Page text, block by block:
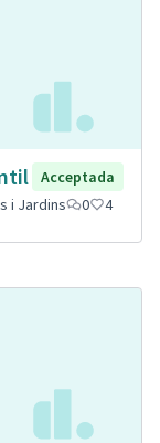
Acceptada
i Jardins 0 4